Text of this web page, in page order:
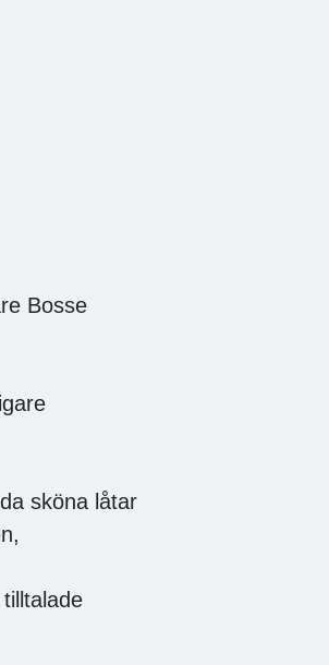
Bosse
sköna låtar